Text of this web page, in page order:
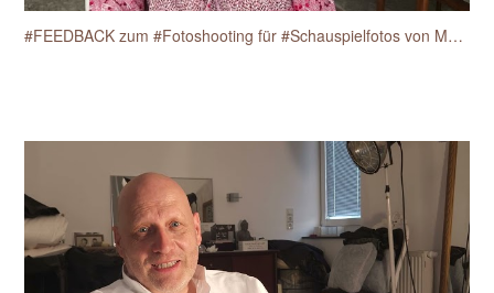
#FEEDBACK zum #Fotoshooting für #Schauspielfotos von Martine Anne Breisch am 17.4.2025.